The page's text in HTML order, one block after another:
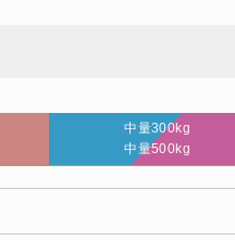
中量300kg
中量500kg